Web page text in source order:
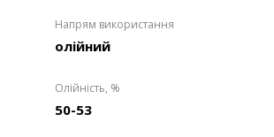
Напрям використання
олійний
Олійність, %
50-53